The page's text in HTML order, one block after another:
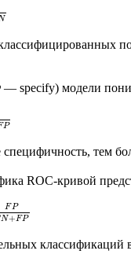
— specify) модели
P
тем
ROC-кривой
FP
N+FP
классификаций